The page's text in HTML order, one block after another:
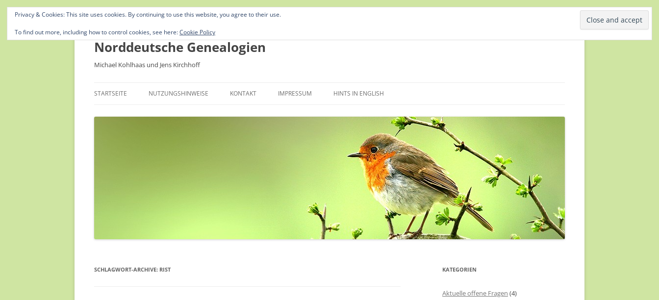
Norddeutsche Genealogien
Michael Kohlhaas und Jens Kirchhoff
Inhalt
STARTSEITE NUTZUNGSHINWEISE KONTAKT IMPRESSUM HINTS IN ENGLISH
SCHLAGWORT-ARCHIVE: RIST KATEGORIEN
Aktuelle offene Fragen (4)
Privacy & Cookies: This site uses cookies. By continuing to use this website, you agree to their use.
To find out more, including how to control cookies, see here:Cookie Policy